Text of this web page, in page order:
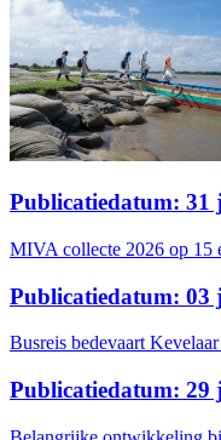
Publicatiedatum: 31
MIVA collecte 2026 op 15
Publicatiedatum: 03
Busreis bedevaart
Publicatiedatum: 29